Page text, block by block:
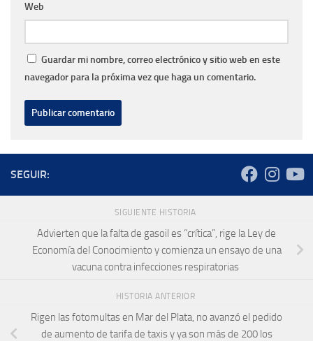
Web
Guardar mi nombre, correo electrónico y sitio web en este
navegador para la próxima vez que haga un comentario.
SEGUIR:
SIGUIENTE HISTORIA
Advierten que la falta de gasoil es “crítica”, rige la Ley de
Economía del Conocimiento y comienza un ensayo de una
vacuna contra infecciones respiratorias
HISTORIA ANTERIOR
Rigen las fotomultas en Mar del Plata, no avanzó el pedido
de aumento de tarifa de taxis y ya son más de 200 los